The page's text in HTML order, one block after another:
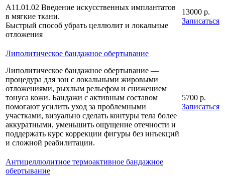
А11.01.02 Введение искусственных имплантатов
в мягкие ткани.
Быстрый способ убрать целлюлит и локальные
отложения
13000 р.
Записаться
Липолитическое бандажное обертывание
Липолитическое бандажное обертывание —
процедура для зон с локальными жировыми
отложениями, рыхлым рельефом и снижением
тонуса кожи. Бандажи с активным составом
помогают усилить уход за проблемными
участками, визуально сделать контуры тела более
аккуратными, уменьшить ощущение отечности и
поддержать курс коррекции фигуры без инъекций
и сложной реабилитации.
5700 р.
Записаться
Антицеллюлитное термоактивное бандажное
обертывание